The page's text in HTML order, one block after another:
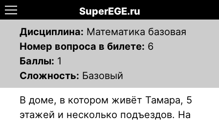
SuperEGE.ru
Дисциплина: Математика базовая
Номер вопроса в билете: 6
Баллы: 1
Сложность: Базовый
В доме, в котором живёт Тамара, 5
этажей и несколько подъездов. На